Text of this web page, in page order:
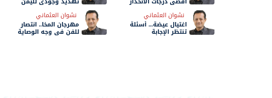
نشوان العثماني
اغتيال عيضة... أسئلة
تنتظر الإجابة
نشوان العثماني
مهرجان المخا.. انتصار
للفن في وجه الوصاية